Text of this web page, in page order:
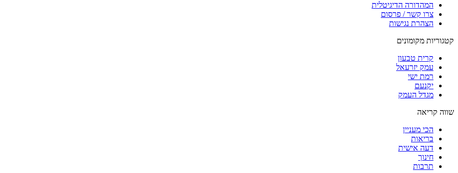
המהדורה הדיגיטלית
צרו קשר / פרסום
הצהרת נגישות
קטגוריות מקומונים
קרית טבעון
עמק יזרעאל
רמת ישי
יקנעם
מגדל העמק
שווה קריאה
הכי מעניין
בריאות
דעה אישית
חינוך
תרבות